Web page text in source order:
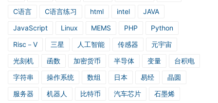
C语言
C语言练习 html intel
JAVA
JavaScript
Linux MEMS PHP
Python
Risc－V
三星 人工智能 传感器
元宇宙
光刻机
函数 加密货币 半导体 变量
台积电
字符串
操作系统 数组 日本 易经
晶圆
服务器
机器人 比特币 汽车芯片
石墨烯